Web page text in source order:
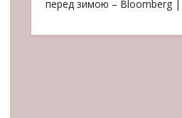
перед зимою – Bloomberg |